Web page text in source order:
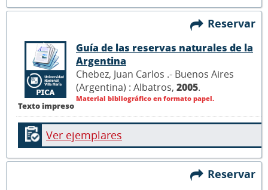
Reservar
Texto impreso
Guía de las reservas naturales de la
Argentina
Chebez, Juan Carlos .- Buenos Aires
(Argentina) : Albatros, 2005.
Material bibliográfico en formato papel.
Ver ejemplares
Reservar